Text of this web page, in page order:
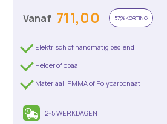
Vanaf 711,00 57% KORTING
Elektrisch of handmatig bediend
Helder of opaal
Materiaal: PMMA of Polycarbonaat
2-5 WERKDAGEN